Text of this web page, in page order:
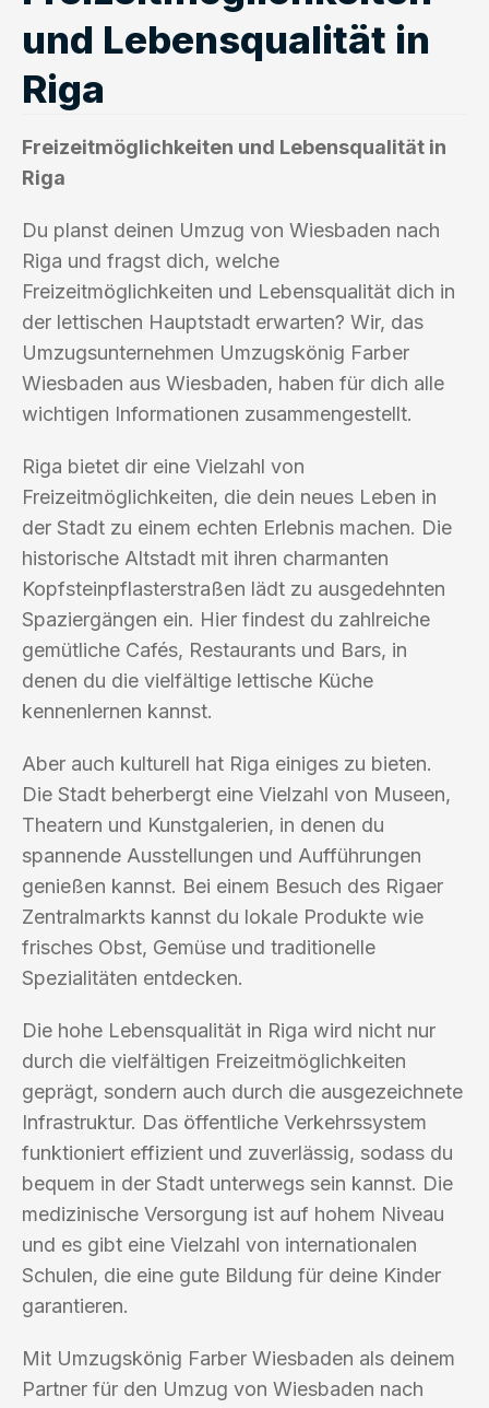
und Lebensqualität in
Riga
Freizeitmöglichkeiten und Lebensqualität in
Riga
Du planst deinen Umzug von Wiesbaden nach
Riga und fragst dich, welche
Freizeitmöglichkeiten und Lebensqualität dich in
der lettischen Hauptstadt erwarten? Wir, das
Umzugsunternehmen Umzugskönig Farber
Wiesbaden aus Wiesbaden, haben für dich alle
wichtigen Informationen zusammengestellt.
Riga bietet dir eine Vielzahl von
Freizeitmöglichkeiten, die dein neues Leben in
der Stadt zu einem echten Erlebnis machen. Die
historische Altstadt mit ihren charmanten
Kopfsteinpflasterstraßen lädt zu ausgedehnten
Spaziergängen ein. Hier findest du zahlreiche
gemütliche Cafés, Restaurants und Bars, in
denen du die vielfältige lettische Küche
kennenlernen kannst.
Aber auch kulturell hat Riga einiges zu bieten.
Die Stadt beherbergt eine Vielzahl von Museen,
Theatern und Kunstgalerien, in denen du
spannende Ausstellungen und Aufführungen
genießen kannst. Bei einem Besuch des Rigaer
Zentralmarkts kannst du lokale Produkte wie
frisches Obst, Gemüse und traditionelle
Spezialitäten entdecken.
Die hohe Lebensqualität in Riga wird nicht nur
durch die vielfältigen Freizeitmöglichkeiten
geprägt, sondern auch durch die ausgezeichnete
Infrastruktur. Das öffentliche Verkehrssystem
funktioniert effizient und zuverlässig, sodass du
bequem in der Stadt unterwegs sein kannst. Die
medizinische Versorgung ist auf hohem Niveau
und es gibt eine Vielzahl von internationalen
Schulen, die eine gute Bildung für deine Kinder
garantieren.
Mit Umzugskönig Farber Wiesbaden als deinem
Partner für den Umzug von Wiesbaden nach